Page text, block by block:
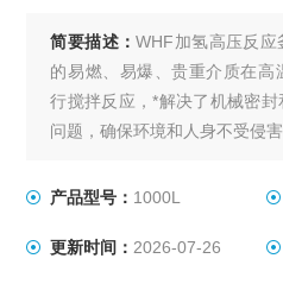
简要描述：WHF加氢高压反应
的易燃、易爆、贵重介质在
行搅拌反应，*解决了机械密
问题，确保环境和人身不受侵害
产品型号： 1000L
更新时间： 2026-07-26